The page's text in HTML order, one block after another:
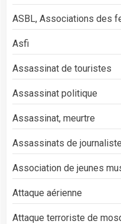
ASBL, Associations des
Asfi
Assassinat de touristes
Assassinat politique
Assassinat, meurtre
Assassinats de
Association de jeunes
Attaque aérienne
Attaque terroriste de